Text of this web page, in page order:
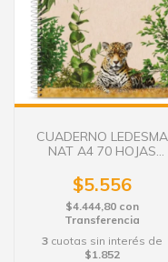
CUADERNO LEDESMA
NAT A4 70 HOJAS
FLEXIBLE
$5.556
$4.444,80 con
Transferencia
3 cuotas sin interés de
$1.852